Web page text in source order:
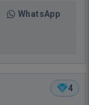
WhatsApp
4